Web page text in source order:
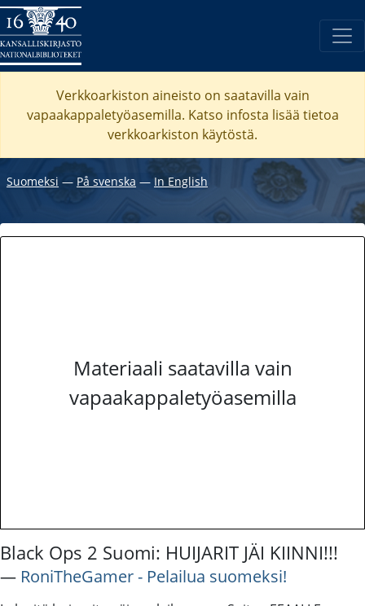
Verkkoarkiston aineisto on saatavilla vain
vapaakappaletyöasemilla. Katso infosta lisää tietoa
verkkoarkiston käytöstä.
Suomeksi ― På svenska ― In English
Materiaali saatavilla vain
vapaakappaletyöasemilla
Black Ops 2 Suomi: HUIJARIT JÄI KIINNI!!!
― RoniTheGamer - Pelailua suomeksi!